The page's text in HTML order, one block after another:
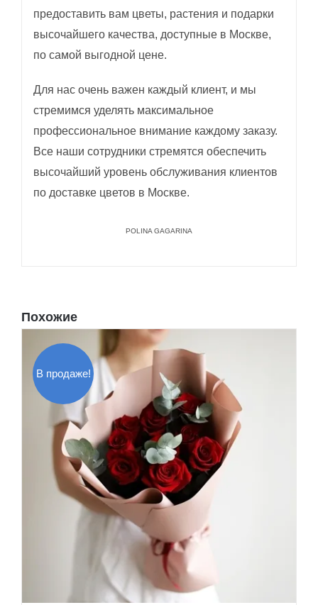
предоставить вам цветы, растения и подарки
высочайшего качества, доступные в Москве,
по самой выгодной цене.
Для нас очень важен каждый клиент, и мы
стремимся уделять максимальное
профессиональное внимание каждому заказу.
Все наши сотрудники стремятся обеспечить
высочайший уровень обслуживания клиентов
по доставке цветов в Москве.
POLINA GAGARINA
Похожие
В продаже!